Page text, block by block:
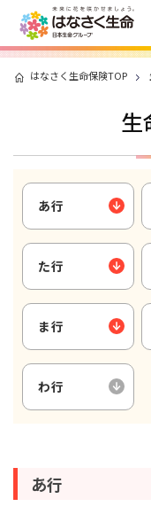
はなさく生命保険TOP
生
あ行
た行
ま行
わ行
あ行